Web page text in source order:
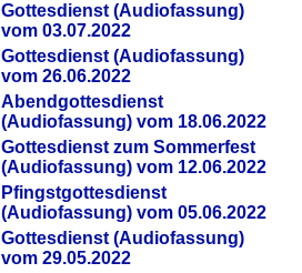
Gottesdienst (Audiofassung)
vom 03.07.2022
Gottesdienst (Audiofassung)
vom 26.06.2022
Abendgottesdienst
(Audiofassung) vom 18.06.2022
Gottesdienst zum Sommerfest
(Audiofassung) vom 12.06.2022
Pfingstgottesdienst
(Audiofassung) vom 05.06.2022
Gottesdienst (Audiofassung)
vom 29.05.2022